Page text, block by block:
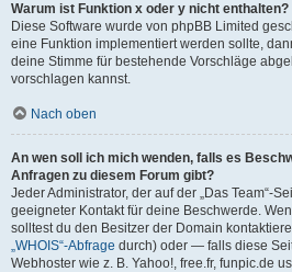
Warum ist Funktion x oder y nicht enthalten?
Diese Software wurde von phpBB Limited
eine Funktion implementiert werden sollte,
deine Stimme für bestehende Vorschläge
vorschlagen kannst.
Nach oben
An wen soll ich mich wenden, falls es
Anfragen zu diesem Forum gibt?
Jeder Administrator, der auf der „Das Team“-
geeigneter Kontakt für deine Beschwerde.
solltest du den Besitzer der Domain
„WHOIS“-Abfrage durch) oder — falls diese
Webhoster wie z. B. Yahoo!, free.fr, funpic.de